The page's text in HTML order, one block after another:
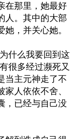
在那里，她最好
人。其中的大部
，并关心她。
什么我要回到这
很多经过濒死又
当主元神走了不
人依依不舍、
，已经与自己没